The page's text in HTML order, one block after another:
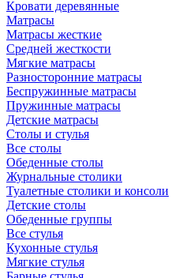
Кровати деревянные
Матрасы
Матрасы жесткие
Средней жесткости
Мягкие матрасы
Разносторонние матрасы
Беспружинные матрасы
Пружинные матрасы
Детские матрасы
Столы и стулья
Все столы
Обеденные столы
Журнальные столики
Туалетные столики и консоли
Детские столы
Обеденные группы
Все стулья
Кухонные стулья
Мягкие стулья